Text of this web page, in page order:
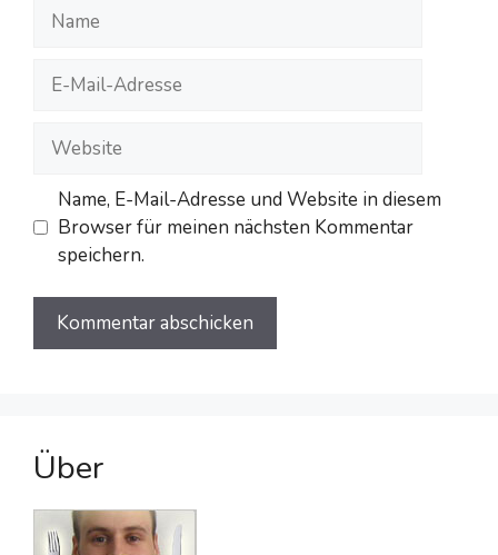
Name
Mail-
Website
Name, E-Mail-Adresse und Website in diesem
Browser für meinen nächsten Kommentar
speichern.
Über